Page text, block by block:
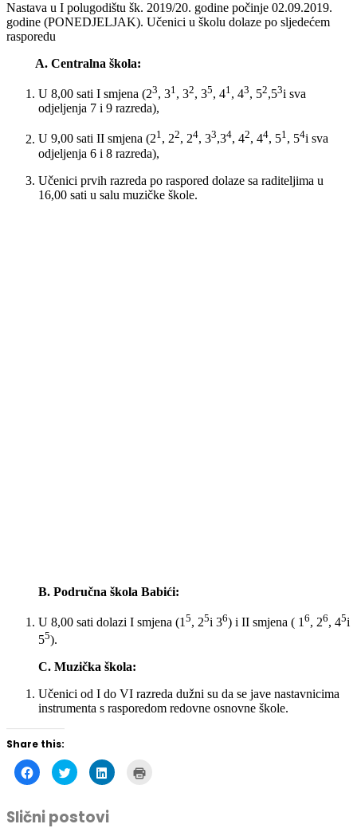
Nastava u I polugodištu šk. 2019/20. godine počinje 02.09.2019.
godine (PONEDJELJAK). Učenici u školu dolaze po sljedećem
rasporedu
A. Centralna škola:
U 8,00 sati I smjena (23, 31, 32, 35, 41, 43, 52,53i sva
odjeljenja 7 i 9 razreda),
U 9,00 sati II smjena (21, 22, 24, 33,34, 42, 44, 51, 54i sva
odjeljenja 6 i 8 razreda),
Učenici prvih razreda po raspored dolaze sa raditeljima u
16,00 sati u salu muzičke škole.
B. Područna škola Babići:
U 8,00 sati dolazi I smjena (1 5, 25i 36) i II smjena ( 1 6, 26, 45i
55).
C. Muzička škola:
Učenici od I do VI razreda dužni su da se jave nastavnicima
instrumenta s rasporedom redovne osnovne škole.
Share this:
Click
to
Facebook
(Opens
Click
to
Twitter
(Opens
Click
to
Slični postovi